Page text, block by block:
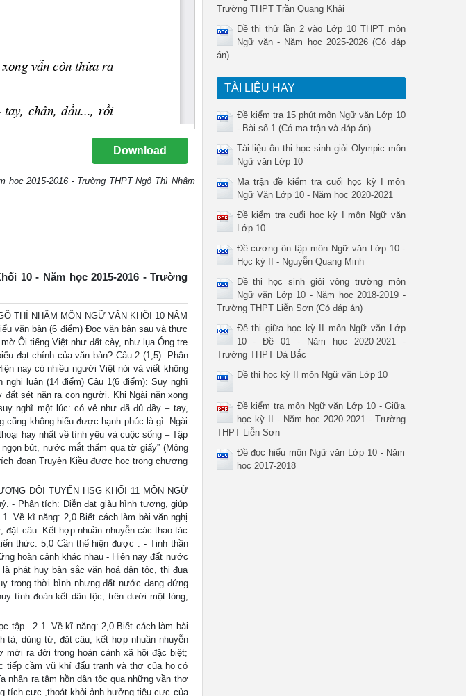
Download
2015-2016 - Trường THPT Ngô Thì Nhậm
10 - Năm học 2015-2016 - Trường
THÌ NHẬM MÔN NGỮ VĂN KHỐI 10 NĂM
văn bản (6 điểm) Đọc văn bản sau và thực
Ôi tiếng Việt như đất cày, như lụa Óng tre
đạt chính của văn bản? Câu 2 (1,5): Phân
nay có nhiều người Việt nói và viết không
luận (14 điểm) Câu 1(6 điểm): Suy nghĩ
sét nặn ra con người. Khi Ngài nặn xong
nghĩ một lúc: có vẻ như đã đủ đầy – tay,
cũng không hiểu được hạnh phúc là gì. Ngài
hay nhất về tình yêu và cuộc sống – Tập
bút, nước mắt thấm qua tờ giấy” (Mộng
đoạn Truyện Kiều được học trong chương
ĐỘI TUYỂN HSG KHỐI 11 MÔN NGỮ
- Phân tích: Diễn đạt giàu hình tượng, giúp
Về kĩ năng: 2,0 Biết cách làm bài văn nghị
câu. Kết hợp nhuần nhuyễn các thao tác
thức: 5,0 Cần thể hiện được : - Tinh thần
hoàn cảnh khác nhau - Hiện nay đất nước
phát huy bản sắc văn hoá dân tộc, thi đua
trong thời bình nhưng đất nước đang đứng
tình đoàn kết dân tộc, trên dưới một lòng,
tập . 2 1. Về kĩ năng: 2,0 Biết cách làm bài
tả, dùng từ, đặt câu; kết hợp nhuần nhuyễn
ra đời trong hoàn cảnh xã hội đặc biệt;
cầm vũ khí đấu tranh và thơ của họ có
nhận ra tâm hồn dân tộc qua những vần thơ
tích cực ,thoát khỏi ảnh hưởng tiêu cực của
Trường THPT Trần Quang Khải
Đề thi thử lần 2 vào Lớp 10 THPT môn
Ngữ văn - Năm học 2025-2026 (Có đáp
án)
TÀI LIỆU HAY
Đề kiểm tra 15 phút môn Ngữ văn Lớp 10
- Bài số 1 (Có ma trận và đáp án)
Tài liệu ôn thi học sinh giỏi Olympic môn
Ngữ văn Lớp 10
Ma trận đề kiểm tra cuối học kỳ I môn
Ngữ Văn Lớp 10 - Năm học 2020-2021
Đề kiểm tra cuối học kỳ I môn Ngữ văn
Lớp 10
Đề cương ôn tập môn Ngữ văn Lớp 10 -
Học kỳ II - Nguyễn Quang Minh
Đề thi học sinh giỏi vòng trường môn
Ngữ văn Lớp 10 - Năm học 2018-2019 -
Trường THPT Liễn Sơn (Có đáp án)
Đề thi giữa học kỳ II môn Ngữ văn Lớp
10 - Đề 01 - Năm học 2020-2021 -
Trường THPT Đà Bắc
Đề thi học kỳ II môn Ngữ văn Lớp 10
Đề kiểm tra môn Ngữ văn Lớp 10 - Giữa
học kỳ II - Năm học 2020-2021 - Trường
THPT Liễn Sơn
Đề đọc hiểu môn Ngữ văn Lớp 10 - Năm
học 2017-2018